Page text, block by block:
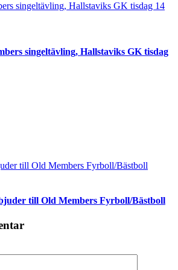
singeltävling, Hallstaviks GK tisdag 14
singeltävling, Hallstaviks GK tisdag
till Old Members Fyrboll/Bästboll
till Old Members Fyrboll/Bästboll